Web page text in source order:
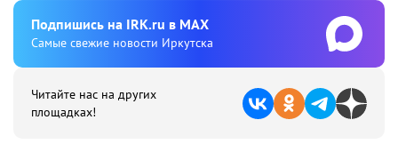
Подпишиcь на IRK.ru в MAX
Cамые свежие новости Иркутска
Читайте нас на других
площадках!